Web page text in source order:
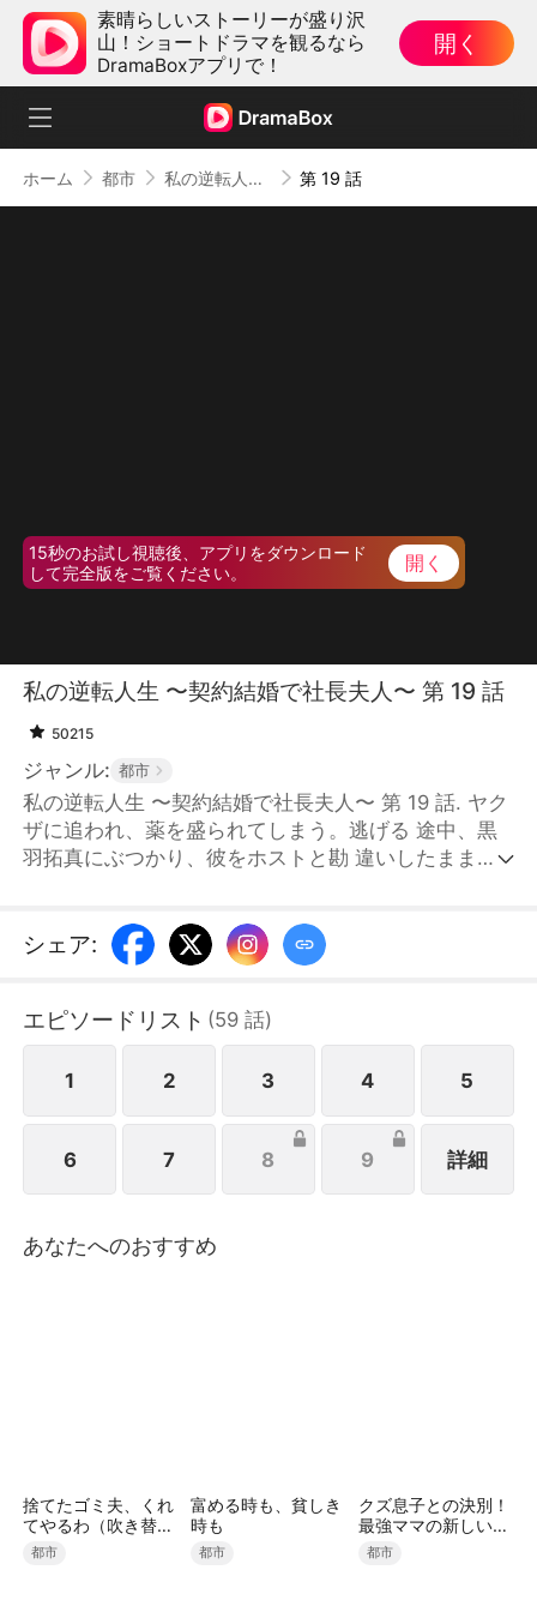
素晴らしいストーリーが盛り沢
山！ショートドラマを観るなら
DramaBoxアプリで！
開く
ホーム 都市 私の逆転人生 〜契約結婚で社長夫人〜 第 19 話
15秒のお試し視聴後、アプリをダウンロード
して完全版をご覧ください。
開く
私の逆転人生 〜契約結婚で社長夫人〜 第 19 話
50215
ジャンル: 都市
私の逆転人生 〜契約結婚で社長夫人〜 第 19 話. ヤク
ザに追われ、薬を盛られてしまう。逃げる 途中、黒
羽拓真にぶつかり、彼をホストと勘 違いしたまま一
ため、優芽に契 約結婚を提案する。 こうして社長夫
人となった優芽は、佐藤家の お嬢様・冷奈に嫉妬さ
かし、優芽が困 難に直面するたびに、拓真が必ず現
れて彼女 を守ってくれる。そんな中で、二人の心の
距 離も徐々に縮まっていく――。
シェア:
エピソードリスト (59 話)
1 2 3 4 5
6 7 8 9 詳細
あなたへのおすすめ
捨てたゴミ夫、くれ
てやるわ（吹き替
え）
都市
富める時も、貧しき
時も
都市
クズ息子との決別！
最強ママの新しい人
生
都市